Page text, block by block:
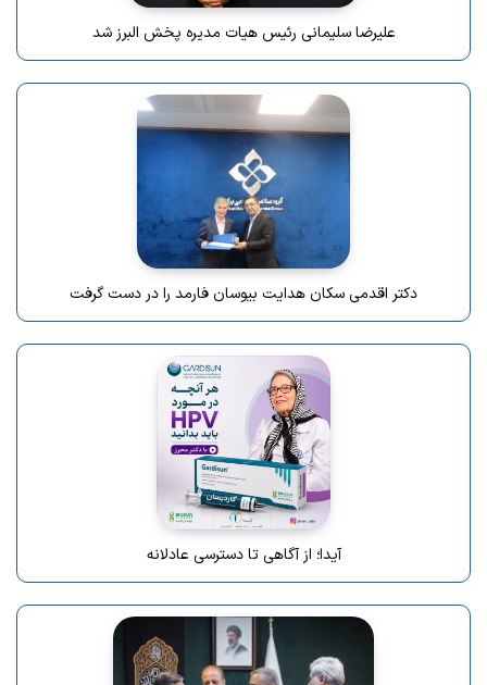
علیرضا سلیمانی رئیس هیات مدیره پخش البرز شد
دکتر اقدمی سکان هدایت بیوسان فارمد را در دست گرفت
آیدا؛ از آگاهی تا دسترسی عادلانه